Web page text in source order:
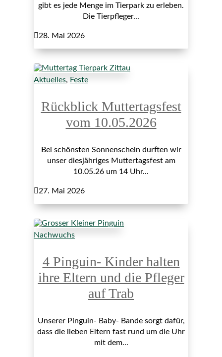
gibt es jede Menge im Tierpark zu erleben.
Die Tierpfleger...
28. Mai 2026
Aktuelles, Feste
Rückblick Muttertagsfest
vom 10.05.2026
Bei schönsten Sonnenschein durften wir
unser diesjähriges Muttertagsfest am
10.05.26 um 14 Uhr...
27. Mai 2026
Nachwuchs
4 Pinguin- Kinder halten
ihre Eltern und die Pfleger
auf Trab
Unserer Pinguin- Baby- Bande sorgt dafür,
dass die lieben Eltern fast rund um die Uhr
mit dem...